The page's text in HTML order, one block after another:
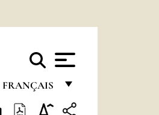
FRANÇAIS
FRANÇAIS